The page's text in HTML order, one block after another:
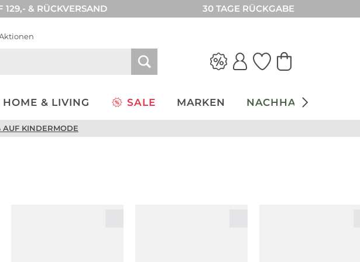
129,- & RÜCKVERSAND 30 TAGE RÜCKGABE
HOME & LIVING SALE MARKEN NACHHALTIGKEIT
AUF KINDERMODE